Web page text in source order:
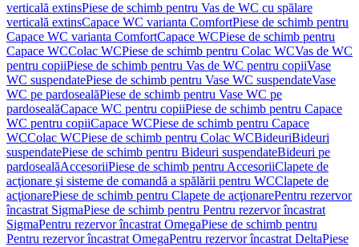
verticală extinsPiese de schimb pentru Vas de WC cu spălare
verticală extinsCapace WC varianta ComfortPiese de schimb pentru
Capace WC varianta ComfortCapace WCPiese de schimb pentru
Capace WCColac WCPiese de schimb pentru Colac WCVas de WC
pentru copiiPiese de schimb pentru Vas de WC pentru copiiVase
WC suspendatePiese de schimb pentru Vase WC suspendateVase
WC pe pardosealăPiese de schimb pentru Vase WC pe
pardosealăCapace WC pentru copiiPiese de schimb pentru Capace
WC pentru copiiCapace WCPiese de schimb pentru Capace
WCColac WCPiese de schimb pentru Colac WCBideuriBideuri
suspendatePiese de schimb pentru Bideuri suspendateBideuri pe
pardosealăAccesoriiPiese de schimb pentru AccesoriiClapete de
acţionare şi sisteme de comandă a spălării pentru WCClapete de
acţionarePiese de schimb pentru Clapete de acţionarePentru rezervor
încastrat SigmaPiese de schimb pentru Pentru rezervor încastrat
SigmaPentru rezervor încastrat OmegaPiese de schimb pentru
Pentru rezervor încastrat OmegaPentru rezervor încastrat DeltaPiese